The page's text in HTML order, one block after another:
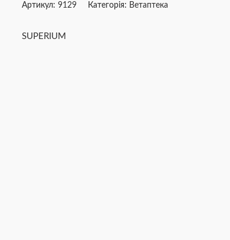
Артикул: 9129 Категорія: Ветаптека
SUPERIUM